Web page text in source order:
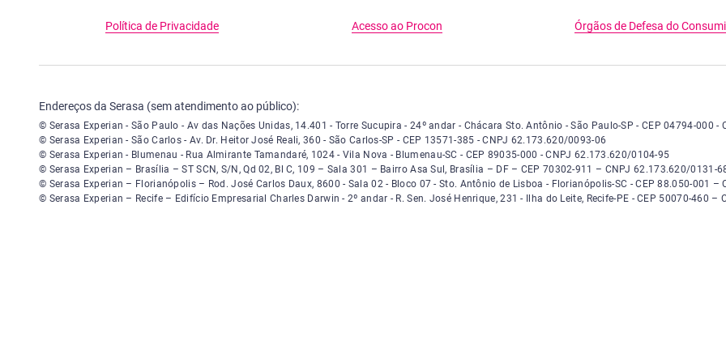
Política de Privacidade Acesso ao Procon Órgãos de Defesa do
Endereços da Serasa (sem atendimento ao público):
Serasa Experian - São Paulo - Endereço: Avenida das Nações Unidas, número 14.401 - Torre Sucupira - vigésimo quarto andar - Chácara Santo
© Serasa Experian - São Paulo - Av das Nações Unidas, 14.401 - Torre Sucupira - 24º andar - Chácara Sto. Antônio - São Paulo-SP - CEP 04794-000
Serasa Experian - São Carlos - Endereço: Avenida Doutor Heitor José Reali, número 360 - São Carlos - São Paulo - CEP 13571-385 - CNPJ 62.173.620/
© Serasa Experian - São Carlos - Av. Dr. Heitor José Reali, 360 - São Carlos-SP - CEP 13571-385 - CNPJ 62.173.620/0093-06
Serasa Experian - Blumenau - Endereço: Rua Almirante Tamandaré, número 1024 - Bairro Vila Nova - Blumenau - Santa Catarina - CEP 89035-000 -
© Serasa Experian - Blumenau - Rua Almirante Tamandaré, 1024 - Vila Nova - Blumenau-SC - CEP 89035-000 - CNPJ 62.173.620/0104-95
Serasa Experian - Brasília, Endereço: Setor Comercial Norte, sem número, entrada 109, Quadra 2, Bloco C, Sala 301, Bairro Asa Sul, Brasília, Distrito
© Serasa Experian – Brasília – ST SCN, S/N, Qd 02, Bl C, 109 – Sala 301 – Bairro Asa Sul, Brasília – DF – CEP 70302-911 – CNPJ 62.173.620/0131-
Serasa Experian - Florianópolis, Endereço: Rodovia José Carlos, número 8600, Sala 02, Bloco 7, Bairro Santo Antônio de Lisboa, Florianópolis, Santa
© Serasa Experian – Florianópolis – Rod. José Carlos Daux, 8600 - Sala 02 - Bloco 07 - Sto. Antônio de Lisboa - Florianópolis-SC - CEP 88.050-001 –
Serasa Experian - Recife, Endereço: Edifício Empresarial Charles Darwin, 2º andar, Rua Senador José Henrique, número 231, Ilha do Leite Recife,
© Serasa Experian – Recife – Edifício Empresarial Charles Darwin - 2º andar - R. Sen. José Henrique, 231 - Ilha do Leite, Recife-PE - CEP 50070-460